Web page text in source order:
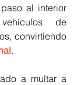
al interior
de
convirtiendo
.
a multar a